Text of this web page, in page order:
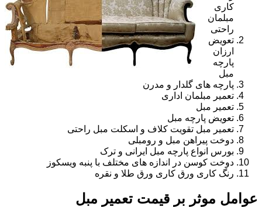
کاری
مبلمان
راحتی
تعویض
ارزان
پارچه
مبل
پارچه های گلدار و مدرن
تعمیر مبلمان اداری
تعمیر مبل
تعویض پارچه مبل
تعمیر مبل تقویت کلاف و اسکلت مبل راحتی
دوخت پیراهن مبل و رومبلی
بورس انواع پارچه مبل ایرانی و ترک
دوخت کوسن در اندازه های مختلف با پنبه ویسکوز
رنگ کاری ورق کاری ورق طلا و نقره
عوامل موثر بر قیمت تعمیر مبل